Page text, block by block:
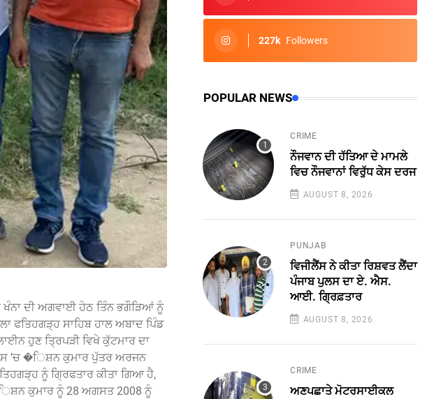
ਦੀ ਅਗਵਾਈ ਹੇਠ ਤਿੰਨ ਭਗੌੜਿਆਂ ਨੂੰ
ਫਤਿਹਗੜ੍ਹ ਸਾਹਿਬ ਹਾਲ ਅਬਾਦ ਪਿੰਡ
ਹੁਣ ਤਿ੍ਰਪੜੀ ਵਿਖੇ ਕੁੱਟਮਾਰ ਦਾ
’ਚ �ਿਸ਼ਨ ਕੁਮਾਰ ਪੁੱਤਰ ਅਰਜਨ
ਨੂੰ ਗਿ੍ਰਫਤਾਰ ਕੀਤਾ ਗਿਆ ਹੈ,
ਕੁਮਾਰ ਨੂੰ 28 ਅਗਸਤ 2008 ਨੂੰ
227k Followers
POPULAR NEWS
CRIME
ਨੌਜਵਾਨ ਦੀ ਹੱਤਿਆ ਦੇ ਮਾਮਲੇ
ਵਿਚ ਨੌਜਵਾਨਾਂ ਵਿਰੁੱਧ ਕੇਸ ਦਰਜ
AUGUST 8, 2026
PUNJAB
ਵਿਜੀਲੈਂਸ ਨੇ ਕੀਤਾ ਰਿਸ਼ਵਤ ਲੈਂਦਾ
ਪੰਜਾਬ ਪੁਲਸ ਦਾ ਏ. ਐਸ.
ਆਈ. ਗ੍ਰਿਫ਼ਤਾਰ
AUGUST 8, 2026
CRIME
ਅਣਪਛਾਤੇ ਮੋਟਰਸਾਈਕਲ